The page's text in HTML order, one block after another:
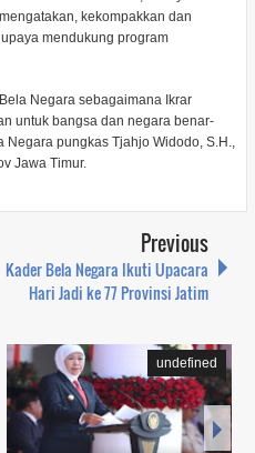
kekompakkan dan
mendukung program
Negara sebagaimana Ikrar
untuk bangsa dan negara benar-
pungkas Tjahjo Widodo, S.H.,
Jawa Timur.
Previous
Kader Bela Negara Ikuti Upacara
Hari Jadi ke 77 Provinsi Jatim
undefined